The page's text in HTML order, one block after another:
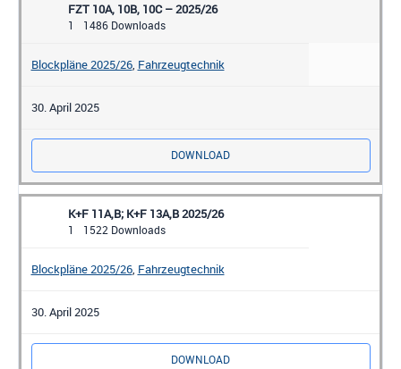
FZT 10A, 10B, 10C – 2025/26
1 1486 Downloads
Blockpläne 2025/26, Fahrzeugtechnik
30. April 2025
DOWNLOAD
K+F 11A,B; K+F 13A,B 2025/26
1 1522 Downloads
Blockpläne 2025/26, Fahrzeugtechnik
30. April 2025
DOWNLOAD